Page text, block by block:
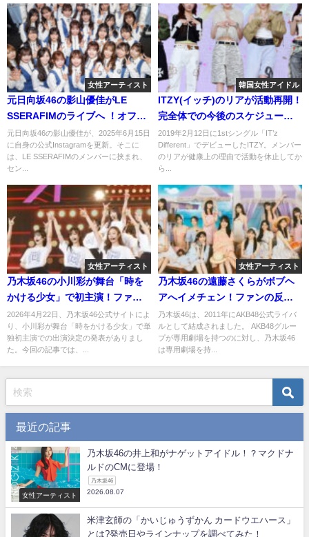
女性アーティスト
元日向坂46の影山優佳がLE
SSERAFIMのライブへ ！オフシ
ョットが衝撃すぎる！
元日向坂46の影山優佳が、2025年6月15日
に自身の公式Instagramを更新。そこに
は、LE SSERAFIMのメンバーに挟まれ、
セン...
韓国女性アイドル
ITZY(イッチ)のリアが活動再開！
完全体での今後のスケジュール
に注目！
2019年2月12日に1stシングル「IT’z
Different」でデビューしたITZY。メンバー
のリアが健康上の理由で活動を休止してか
ら...
女性アーティスト
乃木坂46の小川彩が舞台「時を
かける少女」で初主演！ファン
の反応は？
2026年4月22日、乃木坂46公式サイトによ
り、小川彩が舞台「時をかける少女」で単
独初主演での出演決定の発表がありまし
た。今回の記事では、...
女性アーティスト
乃木坂46の遠藤さくらがボブヘ
アへイメチェン！ファンの反応
は？
乃木坂46は、2011年にAKB48公式ライバ
ルとして結成されました。 AKB48グルー
プが専用劇場を持つのに対し、乃木坂46
は専用劇場を持...
最近の記事
女性アーティスト
乃木坂46の井上和がナゲットアイドル！？マクドナ
ルドのCMに登場！
乃木坂46
2026.08.07
米津玄師の「かいじゅうずかん カードウエハース」
とは?発売日やラインナップを調べてみた！